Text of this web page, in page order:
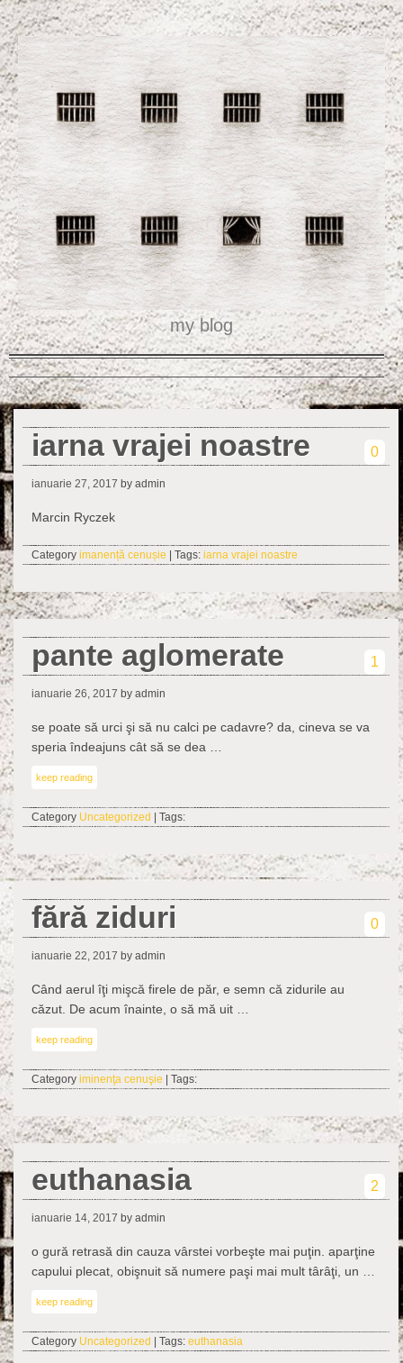
my blog
iarna vrajei noastre 0
ianuarie 27, 2017 by admin
Marcin Ryczek
Category imanență cenușie | Tags: iarna vrajei noastre
pante aglomerate 1
ianuarie 26, 2017 by admin
se poate să urci şi să nu calci pe cadavre? da, cineva se va
speria îndeajuns cât să se dea …
keep reading
Category Uncategorized | Tags:
fără ziduri 0
ianuarie 22, 2017 by admin
Când aerul îţi mişcă firele de păr, e semn că zidurile au
căzut. De acum înainte, o să mă uit …
keep reading
Category iminenţa cenuşie | Tags:
euthanasia 2
ianuarie 14, 2017 by admin
o gură retrasă din cauza vârstei vorbeşte mai puţin. aparţine
capului plecat, obişnuit să numere paşi mai mult târâţi, un …
keep reading
Category Uncategorized | Tags: euthanasia